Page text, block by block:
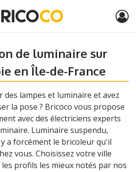
de luminaire sur
en Île-de-France
des lampes et luminaire et avez
la pose ? Bricoco vous propose
avec des électriciens experts
Luminaire suspendu,
a forcément le bricoleur qu'il
vous. Choisissez votre ville
profils les mieux notés par nos